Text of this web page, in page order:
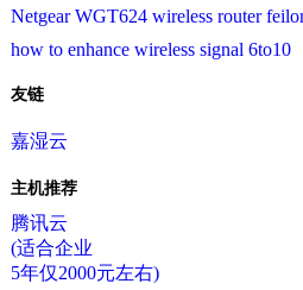
Netgear WGT624 wireless router
how to enhance wireless signal 6to10
友链
嘉湿云
主机推荐
腾讯云
(适合企业
5年仅2000元左右)